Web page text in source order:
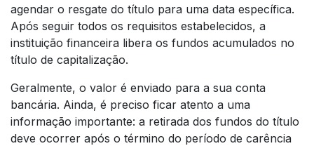
agendar o resgate do título para uma data específica.
Após seguir todos os requisitos estabelecidos, a
instituição financeira libera os fundos acumulados no
título de capitalização.
Geralmente, o valor é enviado para a sua conta
bancária. Ainda, é preciso ficar atento a uma
informação importante: a retirada dos fundos do título
deve ocorrer após o término do período de carência